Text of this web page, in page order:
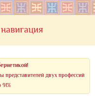
представителей двух профессий